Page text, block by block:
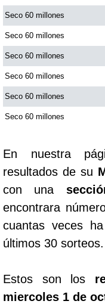
Seco 60 millones
Seco 60 millones
Seco 60 millones
Seco 60 millones
Seco 60 millones
Seco 60 millones
En nuestra
resultados de su
con una
encontrara
cuantas veces
últimos 30 sorteos.
Estos son los
miercoles 1 de